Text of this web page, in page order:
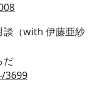
（with 伊藤亜紗
3699